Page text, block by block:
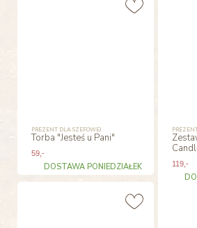
PREZENT DLA SZEFOWEJ
Torba "Jesteś u Pani"
59,-
DOSTAWA PONIEDZIAŁEK 119 ,-